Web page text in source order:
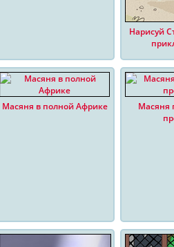
Нарисуй
Масяня в полной Африке
Масяня